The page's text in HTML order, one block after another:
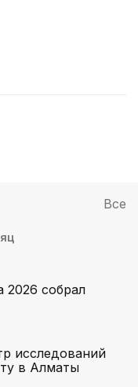
Все
2026 собрал
исследований
в Алматы